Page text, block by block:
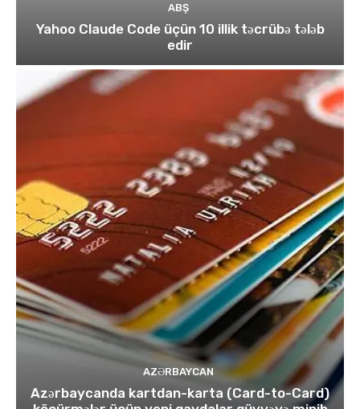
ABŞ
Yahoo Claude Code üçün 10 illik təcrübə tələb
edir
AZƏRBAYCAN
Azərbaycanda kartdan-karta (Card-to-Card)